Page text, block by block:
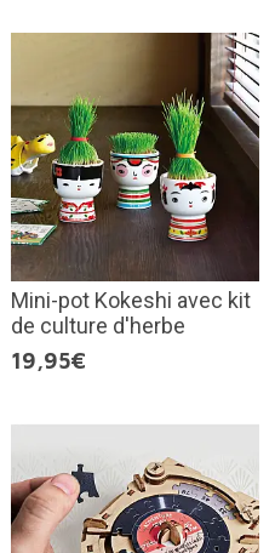
Mini-pot Kokeshi avec kit
de culture d'herbe
19,95€